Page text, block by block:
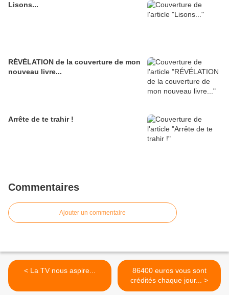
Lisons...
RÉVÉLATION de la couverture de mon
nouveau livre...
Arrête de te trahir !
Commentaires
Ajouter un commentaire
< La TV nous aspire...
86400 euros vous sont
crédités chaque jour... >